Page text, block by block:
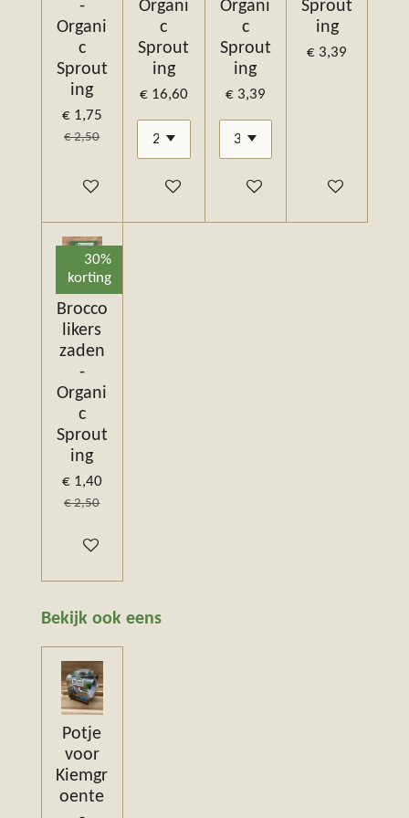
-
Organi
c
Sprout
ing
€ 1,75
€ 2,50
In winkelwagen
Organi
c
Sprout
ing
€ 16,60
In winkelwagen
Organi
c
Sprout
ing
€ 3,39
In winkelwagen
Sprout
ing
€ 3,39
In winkelwagen
30%
korting
Brocco
likers
zaden
-
Organi
c
Sprout
ing
€ 1,40
€ 2,50
In winkelwagen
Bekijk ook eens
Potje
voor
Kiemgr
oente